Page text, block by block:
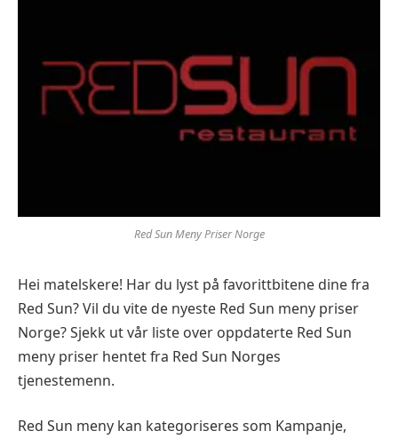
Red Sun Meny Priser Norge
Hei matelskere! Har du lyst på favorittbitene dine fra
Red Sun? Vil du vite de nyeste Red Sun meny priser
Norge? Sjekk ut vår liste over oppdaterte Red Sun
meny priser hentet fra Red Sun Norges
tjenestemenn.
Red Sun meny kan kategoriseres som Kampanje,